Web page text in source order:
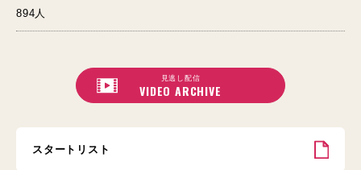
894人
見逃し配信
VIDEO ARCHIVE
スタートリスト